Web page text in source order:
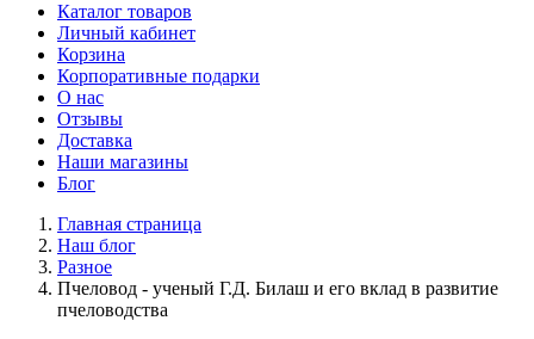
Каталог товаров
Личный кабинет
Корзина
Корпоративные подарки
О нас
Отзывы
Доставка
Наши магазины
Блог
Главная страница
Наш блог
Разное
Пчеловод - ученый Г.Д. Билаш и его вклад в развитие
пчеловодства